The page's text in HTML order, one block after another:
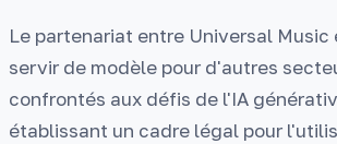
Le partenariat entre Universal Music
servir de modèle pour d'autres
confrontés aux défis de l'IA
établissant un cadre légal pour